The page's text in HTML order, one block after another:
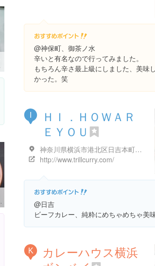
@神保町、御茶ノ水
辛いと有名なので行ってみました。
もちろん辛さ最上級にしました、美味
かった。笑
ＨＩ．ＨＯＷＡＲ
ＥＹＯＵ
神奈川県横浜市港北区日吉本町１丁目２１-５
http://www.trillcurry.com/
@日吉
ビーフカレー、純粋にめちゃめちゃ美
K
カレーハウス横浜